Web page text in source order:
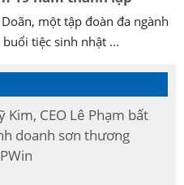
một tập đoàn đa ngành
tiệc sinh nhật ...
Kim, CEO Lê Phạm bất
doanh sơn thương